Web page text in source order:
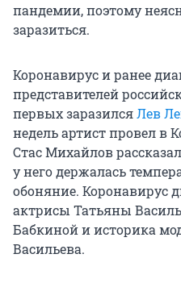
пандемии, поэтому
заразиться.
Коронавирус и ранее
представителей
первых заразилсяЛев
недель артист провел в
Стас Михайлов
у него держалась
обоняние. Коронавирус
актрисы Татьяны
Бабкиной и историка
Васильева.